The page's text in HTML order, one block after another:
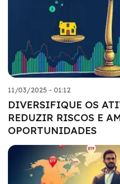
11/03/2025 - 01:12
DIVERSIFIQUE OS
REDUZIR RISCOS E
OPORTUNIDADES